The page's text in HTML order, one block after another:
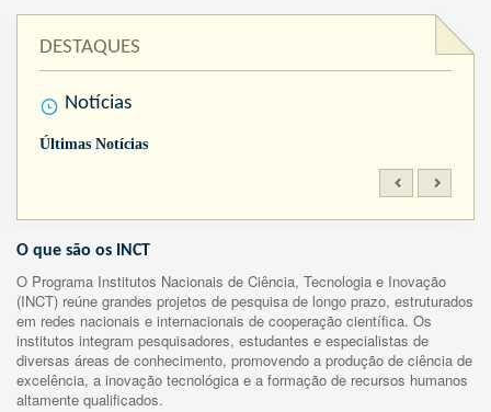
DESTAQUES
Notícias
Últimas Notícias
O que são os INCT
O Programa Institutos Nacionais de Ciência, Tecnologia e Inovação
(INCT) reúne grandes projetos de pesquisa de longo prazo, estruturados
em redes nacionais e internacionais de cooperação científica. Os
institutos integram pesquisadores, estudantes e especialistas de
diversas áreas de conhecimento, promovendo a produção de ciência de
excelência, a inovação tecnológica e a formação de recursos humanos
altamente qualificados.